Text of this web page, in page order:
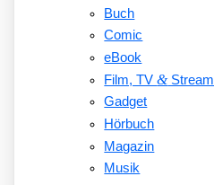
Buch
Comic
eBook
Film, TV&Stream
Gadget
Hörbuch
Magazin
Musik